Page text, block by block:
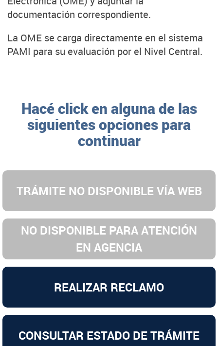
documentación correspondiente.
La OME se carga directamente en el sistema
PAMI para su evaluación por el Nivel Central.
Hacé click en alguna de las
siguientes opciones para
continuar
TRÁMITE NO DISPONIBLE VÍA WEB
NO DISPONIBLE PARA ATENCIÓN
EN AGENCIA
REALIZAR RECLAMO
CONSULTAR ESTADO DE TRÁMITE